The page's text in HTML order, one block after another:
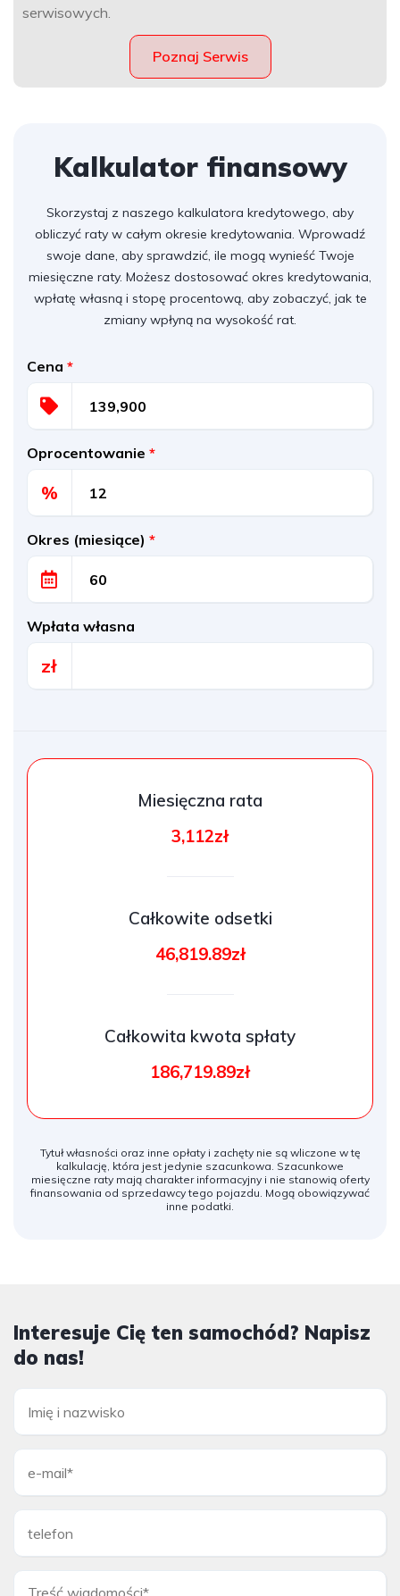
serwisowych.
Poznaj Serwis
Kalkulator finansowy
Skorzystaj z naszego kalkulatora kredytowego, aby
obliczyć raty w całym okresie kredytowania. Wprowadź
swoje dane, aby sprawdzić, ile mogą wynieść Twoje
miesięczne raty. Możesz dostosować okres kredytowania,
wpłatę własną i stopę procentową, aby zobaczyć, jak te
zmiany wpłyną na wysokość rat.
Cena *
Oprocentowanie *
%
Okres (miesiące) *
Wpłata własna
zł
Miesięczna rata
3,112zł
Całkowite odsetki
46,819.89zł
Całkowita kwota spłaty
186,719.89zł
Tytuł własności oraz inne opłaty i zachęty nie są wliczone w tę
kalkulację, która jest jedynie szacunkowa. Szacunkowe
miesięczne raty mają charakter informacyjny i nie stanowią oferty
finansowania od sprzedawcy tego pojazdu. Mogą obowiązywać
inne podatki.
Interesuje Cię ten samochód? Napisz
do nas!